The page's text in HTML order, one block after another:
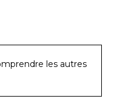
les autres